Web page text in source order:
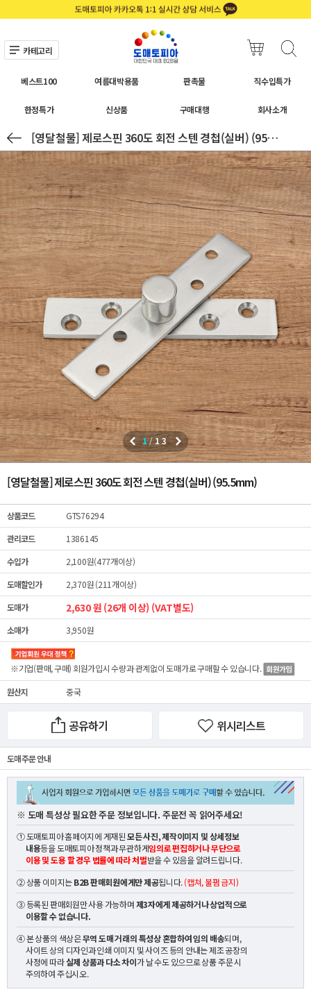
카테고리
베스트100 여름대박용품 판촉물 직수입특가
한정특가 신상품 구매대행 회사소개
[영달철물] 제로스핀 360도 회전 스텐 경첩(실버) (95.5mm)
1/13
[영달철물] 제로스핀 360도 회전 스텐 경첩(실버) (95.5mm)
상품코드
GTS76294
관리코드
1386145
수입가
2,100원(477개이상)
도매할인가
2,370원 (211개이상)
도매가
2,630 원 (26개 이상) (VAT별도)
소매가 3,950원
※기업(판매, 구매) 회원가입시 수량과 관계없이도매가로 구매할 수 있습니다.
원산지 중국
공유하기 위시리스트
도매 주문 안내
※ 도매 특성상 필요한 주문 정보입니다. 주문전 꼭 읽어주세요!
① 도매토피아 홈페이지에 게재된모든 사진, 제작이미지 및 상세정보
내용등을 도매토피아 정책과 무관하게임의로 편집하거나 무단으로
이용 및 도용 할 경우 법률에 따라 처벌받을 수 있음을 알려드립니다.
② 상품 이미지는B2B 판매회원에게만 제공됩니다.(캡쳐, 불펌 금지)
③ 등록된 판매회원만 사용 가능하며제3자에게 제공하거나 상업적으로
이용할 수 없습니다.
④ 본 상품의 색상은무역 도매 거래의 특성상 혼합하여 임의 배송되며,
사이트 상의 디자인과 인쇄 이미지 및 사이즈 등의 안내는 제조 공장의
사정에 따라실제 상품과 다소 차이가 날 수도 있으므로 상품 주문 시
주의하여 주십시오.